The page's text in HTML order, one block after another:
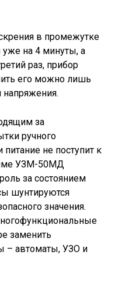
в промежутке
уже на 4 минуты, а
раз, прибор
его можно лишь
за
ручного
не поступит к
УЗМ-50МД
за состоянием
шунтируются
значения.
заменить
– автоматы, УЗО и